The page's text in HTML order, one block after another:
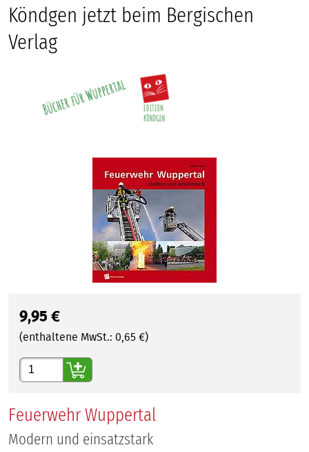
Köndgen jetzt beim Bergischen
Verlag
9,95 €
(enthaltene MwSt.: 0,65 €)
Gewünschte Anzahl
Feuerwehr Wuppertal
Modern und einsatzstark